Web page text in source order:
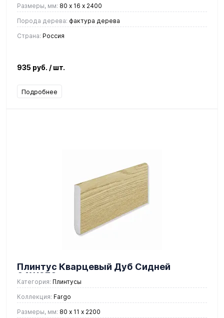
Размеры, мм: 80 х 16 х 2400
Порода дерева: фактура дерева
Страна: Россия
935 руб. / шт.
Подробнее
Плинтус Кварцевый Дуб Сидней
64W970
Категория: Плинтусы
Коллекция: Fargo
Размеры, мм: 80 х 11 х 2200